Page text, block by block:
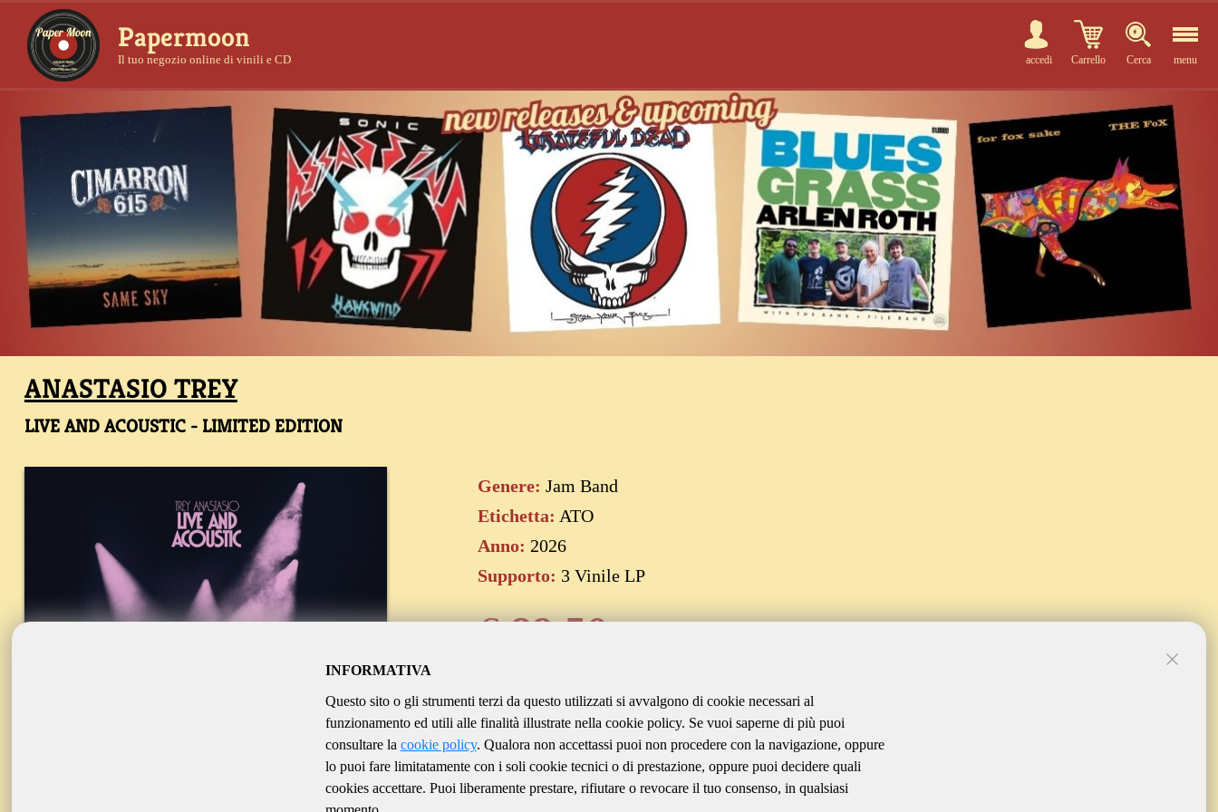
Papermoon
Il tuo negozio online di vinili e CD accedi Carrello Cerca menu
ANASTASIO TREY
LIVE AND ACOUSTIC - LIMITED EDITION
Genere: Jam Band
Etichetta: ATO
Anno: 2026
Supporto: 3 Vinile LP
€89.50
Aggiungi al carrello
INFORMATIVA
Questo sito o gli strumenti terzi da questo utilizzati si avvalgono di cookie necessari al
funzionamento ed utili alle finalità illustrate nella cookie policy. Se vuoi saperne di più puoi
consultare la cookie policy. Qualora non accettassi puoi non procedere con la navigazione, oppure
lo puoi fare limitatamente con i soli cookie tecnici o di prestazione, oppure puoi decidere quali
cookies accettare. Puoi liberamente prestare, rifiutare o revocare il tuo consenso, in qualsiasi